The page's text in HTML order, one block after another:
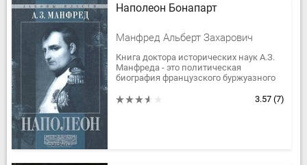
Наполеон Бонапарт
Манфред Альберт Захарович
Книга доктора исторических наук А.З.
Манфреда - это политическая
биография французского буржуазного
полковника Наполеона Бонапарта.3.57 (7)